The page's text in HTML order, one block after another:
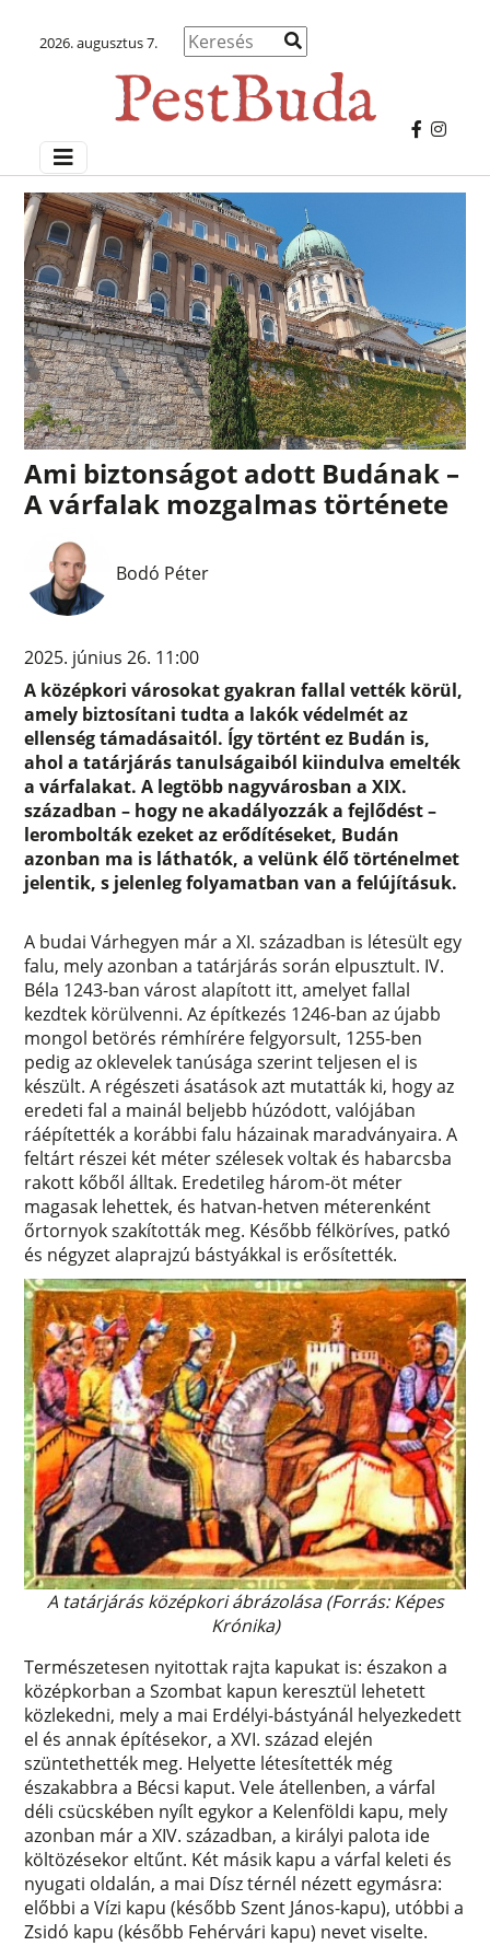
2026. augusztus 7.
Ami biztonságot adott Budának –
A várfalak mozgalmas története
Bodó Péter
2025. június 26. 11:00
A középkori városokat gyakran fallal vették körül,
amely biztosítani tudta a lakók védelmét az
ellenség támadásaitól. Így történt ez Budán is,
ahol a tatárjárás tanulságaiból kiindulva emelték
a várfalakat. A legtöbb nagyvárosban a XIX.
században – hogy ne akadályozzák a fejlődést –
lerombolták ezeket az erődítéseket, Budán
azonban ma is láthatók, a velünk élő történelmet
jelentik, s jelenleg folyamatban van a felújításuk.
A budai Várhegyen már a XI. században is létesült egy
falu, mely azonban a tatárjárás során elpusztult. IV.
Béla 1243-ban várost alapított itt, amelyet fallal
kezdtek körülvenni. Az építkezés 1246-ban az újabb
mongol betörés rémhírére felgyorsult, 1255-ben
pedig az oklevelek tanúsága szerint teljesen el is
készült. A régészeti ásatások azt mutatták ki, hogy az
eredeti fal a mainál beljebb húzódott, valójában
ráépítették a korábbi falu házainak maradványaira. A
feltárt részei két méter szélesek voltak és habarcsba
rakott kőből álltak. Eredetileg három-öt méter
magasak lehettek, és hatvan-hetven méterenként
őrtornyok szakították meg. Később félköríves, patkó
és négyzet alaprajzú bástyákkal is erősítették.
A tatárjárás középkori ábrázolása (Forrás: Képes
Krónika)
Természetesen nyitottak rajta kapukat is: északon a
középkorban a Szombat kapun keresztül lehetett
közlekedni, mely a mai Erdélyi-bástyánál helyezkedett
el és annak építésekor, a XVI. század elején
szüntethették meg. Helyette létesítették még
északabbra a Bécsi kaput. Vele átellenben, a várfal
déli csücskében nyílt egykor a Kelenföldi kapu, mely
azonban már a XIV. században, a királyi palota ide
költözésekor eltűnt. Két másik kapu a várfal keleti és
nyugati oldalán, a mai Dísz térnél nézett egymásra:
előbbi a Vízi kapu (később Szent János-kapu), utóbbi a
Zsidó kapu (később Fehérvári kapu) nevet viselte.